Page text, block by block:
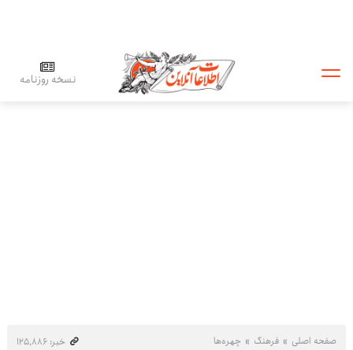
نسخه روزنامه
صفحه اصلی فرهنگ چهره‌ها
خبر: ۱۲۵٬۸۸۶